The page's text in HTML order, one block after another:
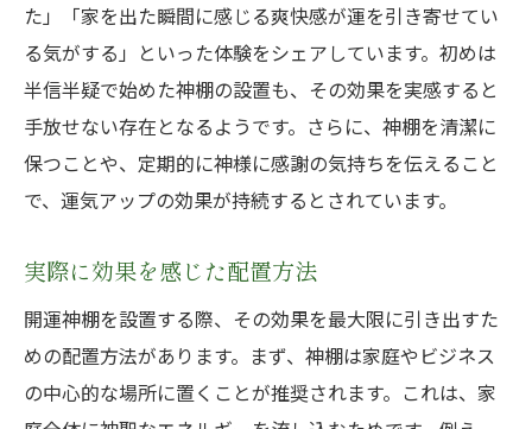
た」「家を出た瞬間に感じる爽快感が運を引き寄せてい
る気がする」といった体験をシェアしています。初めは
半信半疑で始めた神棚の設置も、その効果を実感すると
手放せない存在となるようです。さらに、神棚を清潔に
保つことや、定期的に神様に感謝の気持ちを伝えること
で、運気アップの効果が持続するとされています。
実際に効果を感じた配置方法
開運神棚を設置する際、その効果を最大限に引き出すた
めの配置方法があります。まず、神棚は家庭やビジネス
の中心的な場所に置くことが推奨されます。これは、家